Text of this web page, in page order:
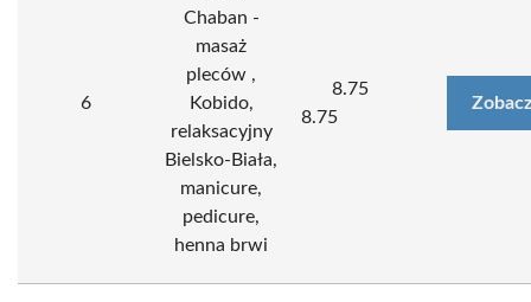
6
Chaban -
masaż
pleców ,
Kobido,
relaksacyjny
Bielsko-Biała,
manicure,
pedicure,
henna brwi
8.75
8.75